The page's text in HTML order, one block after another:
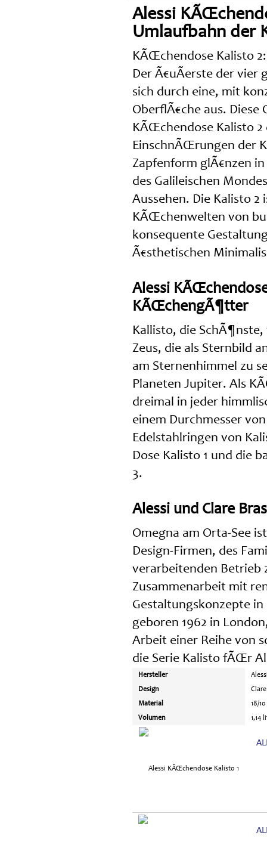
Alessi
Umlaufbahn der
KÃŒchendose Kalisto
Der Ã€uÃerste der
sich durch eine, mit
OberflÃ€che aus.
KÃŒchendose Kalisto 2
EinschnÃŒrungen der
Zapfenform glÃ€nzen
des Galileischen
Aussehen. Die Kalisto
KÃŒchenwelten von
konsequente
Ã€sthetischen
Alessi
KÃŒchengÃ¶tter
Kallisto, die
Zeus, die als Sternbild
am Sternenhimmel zu
Planeten Jupiter. Als
dreimal in jeder
einem Durchmesser
Edelstahlringen von
Dose Kalisto 1 und die
3.
Alessi und Clare
Omegna am Orta-See
Design-Firmen, des
verarbeitenden Betrieb
Zusammenarbeit mit
Gestaltungskonzepte in
geboren 1962 in
Arbeit einer Reihe von
die Serie Kalisto fÃŒr
Hersteller
Design
Material
18/
Volumen
1,14